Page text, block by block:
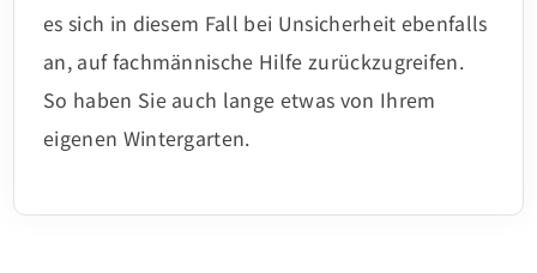
es sich in diesem Fall bei Unsicherheit ebenfalls
an, auf fachmännische Hilfe zurückzugreifen.
So haben Sie auch lange etwas von Ihrem
eigenen Wintergarten.